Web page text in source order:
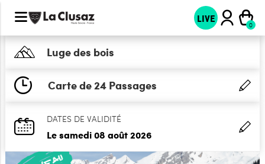
LIVE
Luge des bois
Carte de 24 Passages
DATES DE VALIDITÉ
Le samedi 08 août 2026